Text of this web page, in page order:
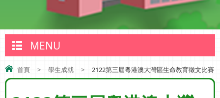
MENU
首頁 > 學生成就 > 2122第三屆粵港澳大灣區生命教育徵文比賽